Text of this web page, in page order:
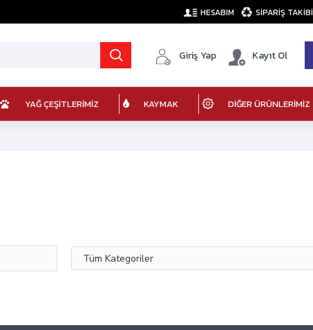
HESABIM SIPARIŞ TAKIBI
Giriş Yap Kayıt Ol
YAĞ ÇEŞITLERIMIZ KAYMAK DIĞER ÜRÜNLERIMIZ